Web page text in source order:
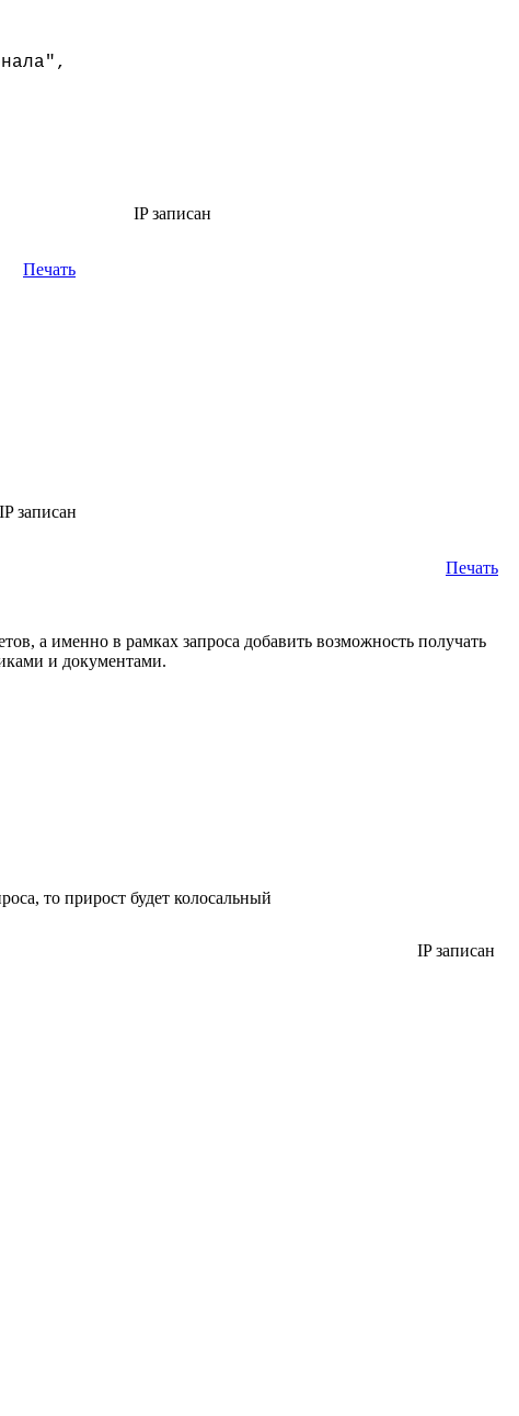
IP записан
Печать
IP записан
Печать
а именно в рамках запроса добавить возможность получать
и документами.
то прирост будет колосальный
IP записан